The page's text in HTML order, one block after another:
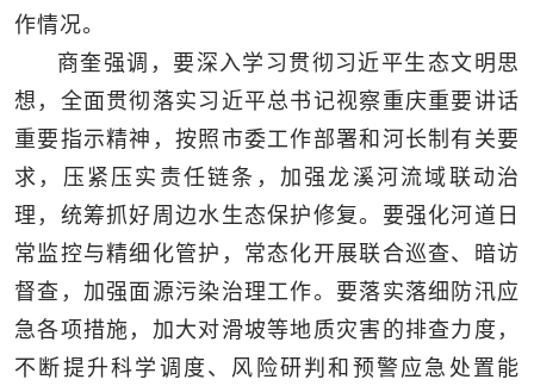
作情况。
商奎强调，要深入学习贯彻习近平生态文明思
想，全面贯彻落实习近平总书记视察重庆重要讲话
重要指示精神，按照市委工作部署和河长制有关要
求，压紧压实责任链条，加强龙溪河流域联动治
理，统筹抓好周边水生态保护修复。要强化河道日
常监控与精细化管护，常态化开展联合巡查、暗访
督查，加强面源污染治理工作。要落实落细防汛应
急各项措施，加大对滑坡等地质灾害的排查力度，
不断提升科学调度、风险研判和预警应急处置能